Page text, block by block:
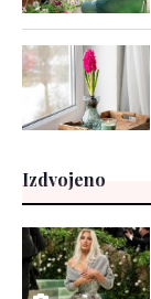
Izdvojeno